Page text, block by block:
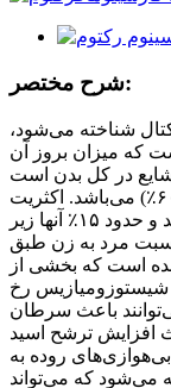
شرح مختصر:
شناخته می‌شود،
که میزان بروز آن
در کل بدن است
و شایع‌ترین بخش سرطان کولورکتال (حدود ۶۰٪) می‌باشد. اکثریت
قریب به اتفاق بیماران بالای ۴۰ سال سن دارند و حدود ۱۵٪ آنها زیر
نسبت مرد به زن طبق
مشخص شده است که بخشی از
شیستوزومیازیس رخ
باعث سرطان
افزایش ترشح اسید
روده به
می‌شود که می‌تواند